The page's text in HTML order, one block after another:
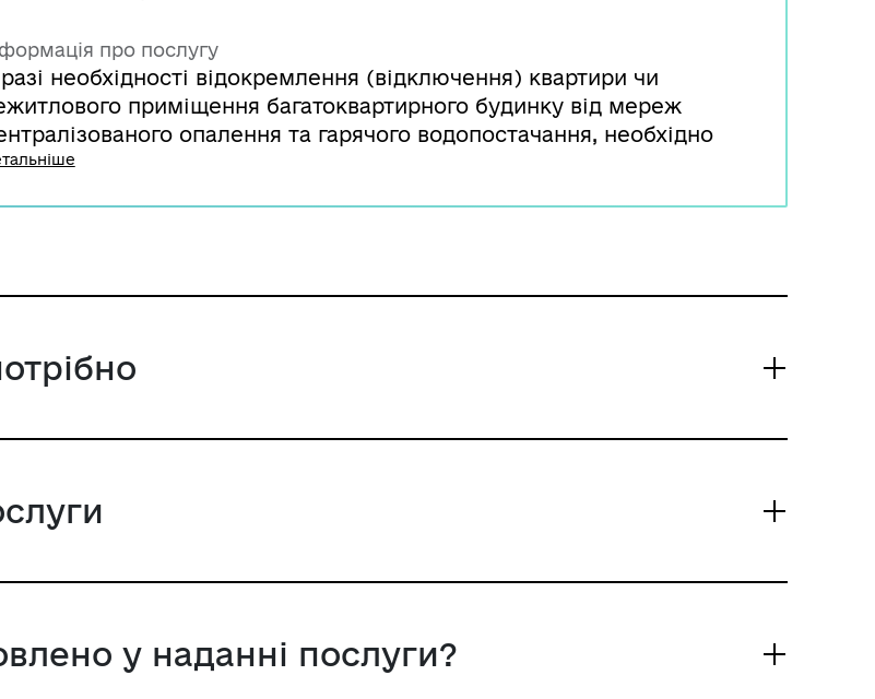
про послугу
необхідності відокремлення (відключення) квартири чи
приміщення багатоквартирного будинку від мереж
опалення та гарячого водопостачання, необхідно
до органу місцевого самоврядування. За результатами
у наданні послуги?